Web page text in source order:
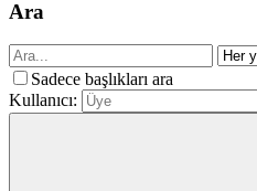
Ara
Sadece başlıkları ara
Kullanıcı: